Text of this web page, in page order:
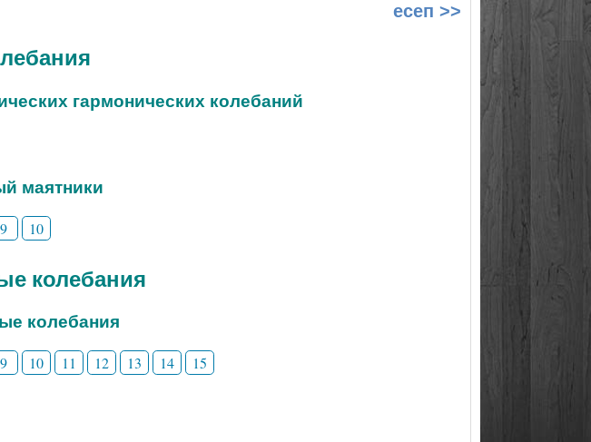
есеп >>
гармонических колебаний
маятники
9 10
колебания
колебания
9 10 11 12 13 14 15